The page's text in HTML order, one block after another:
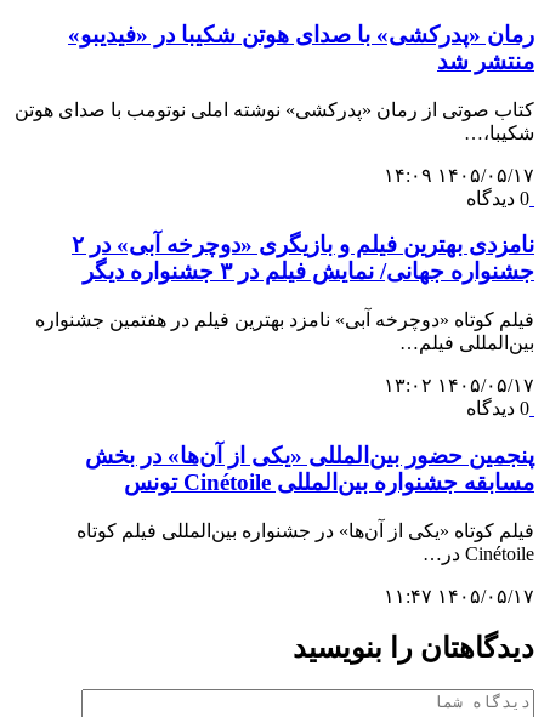
رمان «پدرکشی» با صدای هوتن شکیبا در «فیدیبو»
منتشر شد
کتاب صوتی از رمان «پدرکشی» نوشته املی نوتومب با صدای هوتن
شکیبا،…
۱۴۰۵/۰۵/۱۷ ۱۴:۰۹
0 دیدگاه
نامزدی بهترین فیلم و بازیگری «دوچرخه آبی» در ۲
جشنواره جهانی/ نمایش فیلم در ۳ جشنواره دیگر
فیلم کوتاه «دوچرخه آبی» نامزد بهترین فیلم در هفتمین جشنواره
بین‌المللی فیلم…
۱۴۰۵/۰۵/۱۷ ۱۳:۰۲
0 دیدگاه
پنجمین حضور بین‌المللی «یکی از آن‌ها» در بخش
مسابقه جشنواره بین‌المللی Cinétoile تونس
فیلم کوتاه «یکی از آن‌ها» در جشنواره بین‌المللی فیلم کوتاه
Cinétoile در…
۱۴۰۵/۰۵/۱۷ ۱۱:۴۷
دیدگاهتان را بنویسید